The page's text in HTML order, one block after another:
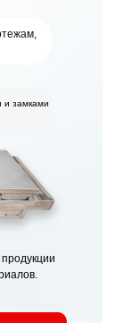
и замками